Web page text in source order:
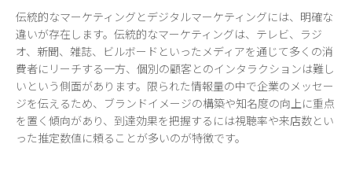
伝統的なマーケティングとデジタルマーケティングには、明確な
違いが存在します。伝統的なマーケティングは、テレビ、ラジ
オ、新聞、雑誌、ビルボードといったメディアを通じて多くの消
費者にリーチする一方、個別の顧客とのインタラクションは難し
いという側面があります。限られた情報量の中で企業のメッセー
ジを伝えるため、ブランドイメージの構築や知名度の向上に重点
を置く傾向があり、到達効果を把握するには視聴率や来店数とい
った推定数値に頼ることが多いのが特徴です。